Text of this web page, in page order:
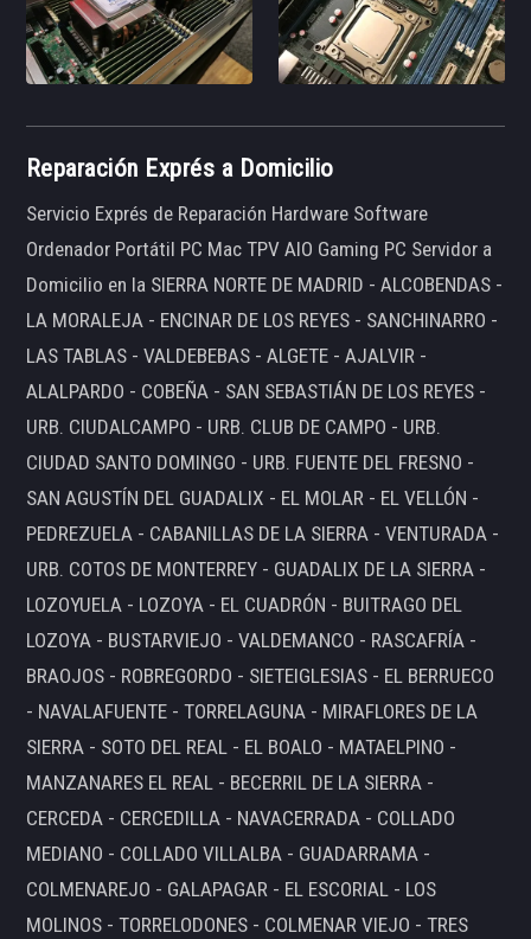
Reparación Exprés a Domicilio
Servicio Exprés de Reparación Hardware Software
Ordenador Portátil PC Mac TPV AIO Gaming PC Servidor a
Domicilio en la SIERRA NORTE DE MADRID - ALCOBENDAS -
LA MORALEJA - ENCINAR DE LOS REYES - SANCHINARRO -
LAS TABLAS - VALDEBEBAS - ALGETE - AJALVIR -
ALALPARDO - COBEÑA - SAN SEBASTIÁN DE LOS REYES -
URB. CIUDALCAMPO - URB. CLUB DE CAMPO - URB.
CIUDAD SANTO DOMINGO - URB. FUENTE DEL FRESNO -
SAN AGUSTÍN DEL GUADALIX - EL MOLAR - EL VELLÓN -
PEDREZUELA - CABANILLAS DE LA SIERRA - VENTURADA -
URB. COTOS DE MONTERREY - GUADALIX DE LA SIERRA -
LOZOYUELA - LOZOYA - EL CUADRÓN - BUITRAGO DEL
LOZOYA - BUSTARVIEJO - VALDEMANCO - RASCAFRÍA -
BRAOJOS - ROBREGORDO - SIETEIGLESIAS - EL BERRUECO
- NAVALAFUENTE - TORRELAGUNA - MIRAFLORES DE LA
SIERRA - SOTO DEL REAL - EL BOALO - MATAELPINO -
MANZANARES EL REAL - BECERRIL DE LA SIERRA -
CERCEDA - CERCEDILLA - NAVACERRADA - COLLADO
MEDIANO - COLLADO VILLALBA - GUADARRAMA -
COLMENAREJO - GALAPAGAR - EL ESCORIAL - LOS
MOLINOS - TORRELODONES - COLMENAR VIEJO - TRES